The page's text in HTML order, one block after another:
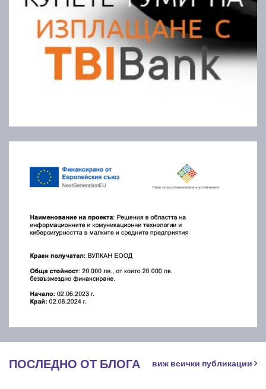
ПОСЛЕДНО ОТ БЛОГА виж всички публикации